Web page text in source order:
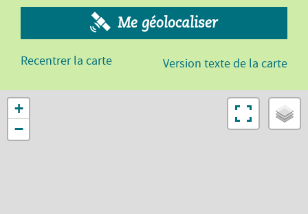
Me géolocaliser
Recentrer la carte Version texte de la carte
+
−